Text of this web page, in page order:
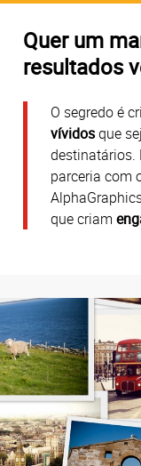
Quer um
resultados
O segredo é
vívidosque
destinatários.
parceria com
que criam